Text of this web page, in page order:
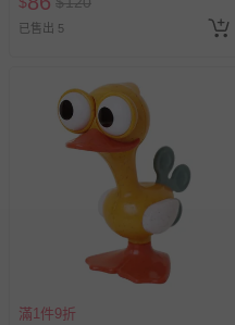
已售出 5
滿1件9折